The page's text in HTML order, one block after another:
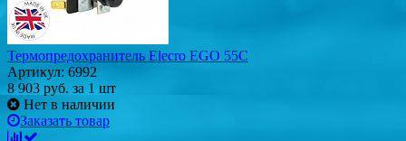
Термопредохранитель Elecro EGO 55C
Артикул: 6992
8 903 руб. за 1 шт
Нет в наличии
Заказать товар